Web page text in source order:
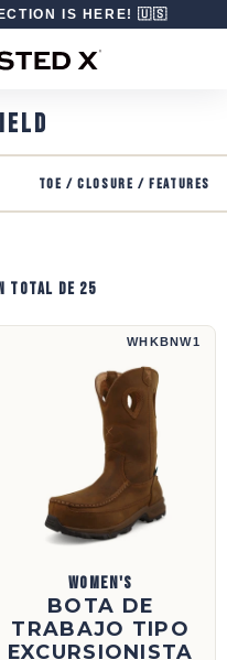
IS HERE! 🇺🇸
Toe / Closure / Features
total de 25
de trabajo tipo excursionista de 10" sin
WHKBNW1
WOMEN'S
BOTA DE
TRABAJO TIPO
EXCURSIONISTA